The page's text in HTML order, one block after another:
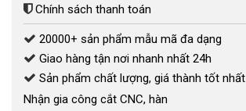
Chính sách thanh toán
20000+ sản phẩm mẫu mã đa dạng
Giao hàng tận nơi nhanh nhất 24h
Sản phẩm chất lượng, giá thành tốt nhất
Nhận gia công cắt CNC, hàn